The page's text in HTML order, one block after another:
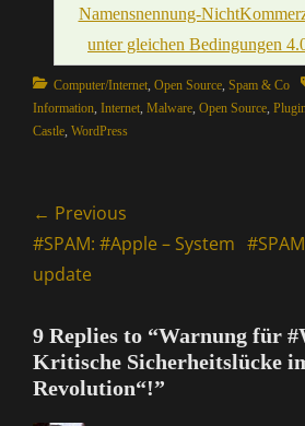
Namensnennung-
unter gleichen Bedingungen
Categories
Computer/Internet, Open Source, Spam & Co
Information, Internet, Malware, Open Source,
Castle, WordPress
Beitragsnavigation
← Previous
Previous
post:
#SPAM: #Apple – System
update
Next
9 Replies to “Warnung für
Kritische Sicherheitslücke
Revolution“!”